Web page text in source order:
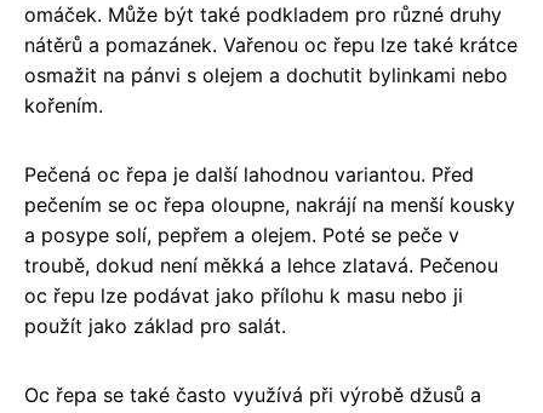
omáček. Může být také podkladem pro různé druhy
nátěrů a pomazánek. Vařenou oc řepu lze také krátce
osmažit na pánvi s olejem a dochutit bylinkami nebo
kořením.
Pečená oc řepa je další lahodnou variantou. Před
pečením se oc řepa oloupne, nakrájí na menší kousky
a posype solí, pepřem a olejem. Poté se peče v
troubě, dokud není měkká a lehce zlatavá. Pečenou
oc řepu lze podávat jako přílohu k masu nebo ji
použít jako základ pro salát.
Oc řepa se také často využívá při výrobě džusů a